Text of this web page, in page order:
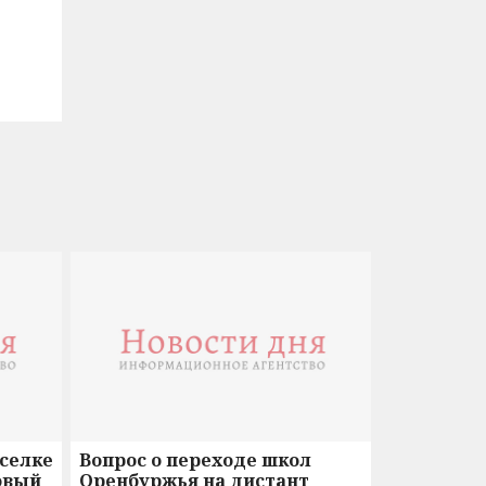
Вопрос о переходе школ
Оренбуржья на дистант